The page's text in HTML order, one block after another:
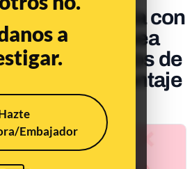
a
Embajador
de la fotografía con
de Cruz Roja sea
Mali’ por ‘delitos de
es un montaje
PM